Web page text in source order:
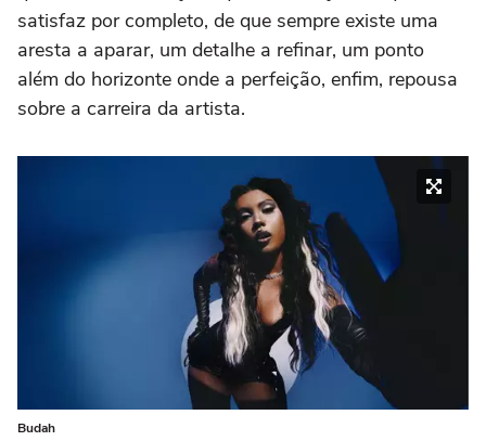
satisfaz por completo, de que sempre existe uma
aresta a aparar, um detalhe a refinar, um ponto
além do horizonte onde a perfeição, enfim, repousa
sobre a carreira da artista.
Budah